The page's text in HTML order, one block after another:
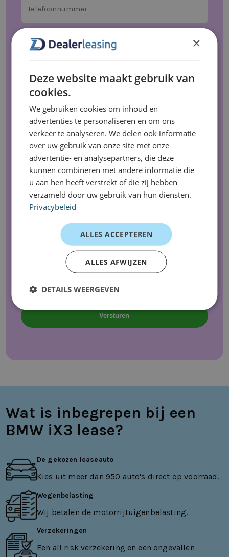
Looptijd
Kilometrage
Extra opties
KM-registratie
Brandstofpas
Binnen 24 uur leverbaar
Leveren op locatie (+97,50 ex. btw)
Opmerkingen
Wat is inbegrepen bij een
BMW iX3 lease?
De gekozen leaseauto
Kies uit meer dan 950 auto's direct op voorraad.
Wegenbelasting
Wij betalen de motorrijtuigenbelasting.
Verzekeringen
Een all risk verzekering en een ongevallen
×
Deze website maakt gebruik van
cookies.
We gebruiken cookies om inhoud en
advertenties te personaliseren en om ons
verkeer te analyseren. We delen ook informatie
over uw gebruik van onze site met onze
advertentie- en analysepartners, die deze
kunnen combineren met andere informatie die
u aan hen heeft verstrekt of die zij hebben
verzameld door uw gebruik van hun diensten.
Privacybeleid
ALLES ACCEPTEREN
ALLES AFWIJZEN
DETAILS WEERGEVEN